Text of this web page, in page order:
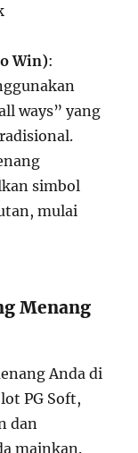
Win):
ways” yang
simbol
mulai
Menang
Anda di
PG Soft,
dan
mainkan.